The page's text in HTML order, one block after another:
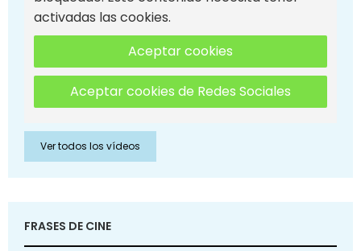
activadas las cookies.
Aceptar cookies
Aceptar cookies de Redes Sociales
Ver todos los vídeos
FRASES DE CINE